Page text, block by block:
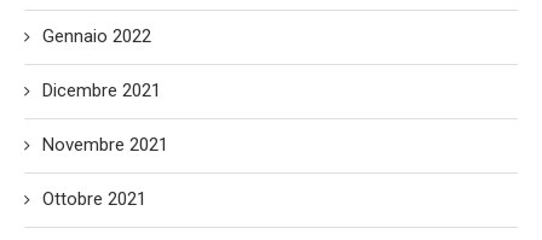
Gennaio 2022
Dicembre 2021
Novembre 2021
Ottobre 2021